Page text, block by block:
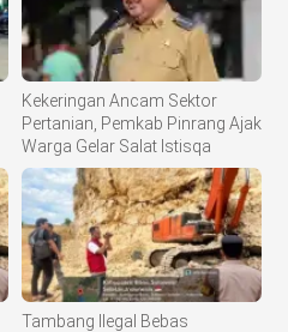
Kekeringan Ancam Sektor
Pertanian, Pemkab Pinrang Ajak
Warga Gelar Salat Istisqa
Tambang Ilegal Bebas